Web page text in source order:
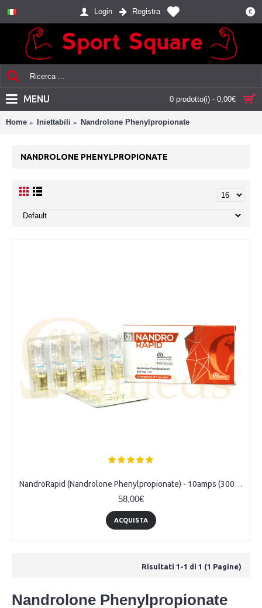
€
Login Registra
0 prodotto(i) - 0,00€
MENU
Home Iniettabili Nandrolone Phenylpropionate
NANDROLONE PHENYLPROPIONATE
NandroRapid (Nandrolone Phenylpropionate) - 10amps (300mg/ml)
58,00€
ACQUISTA
Risultati 1-1 di 1 (1 Pagine)
Nandrolone Phenylpropionate